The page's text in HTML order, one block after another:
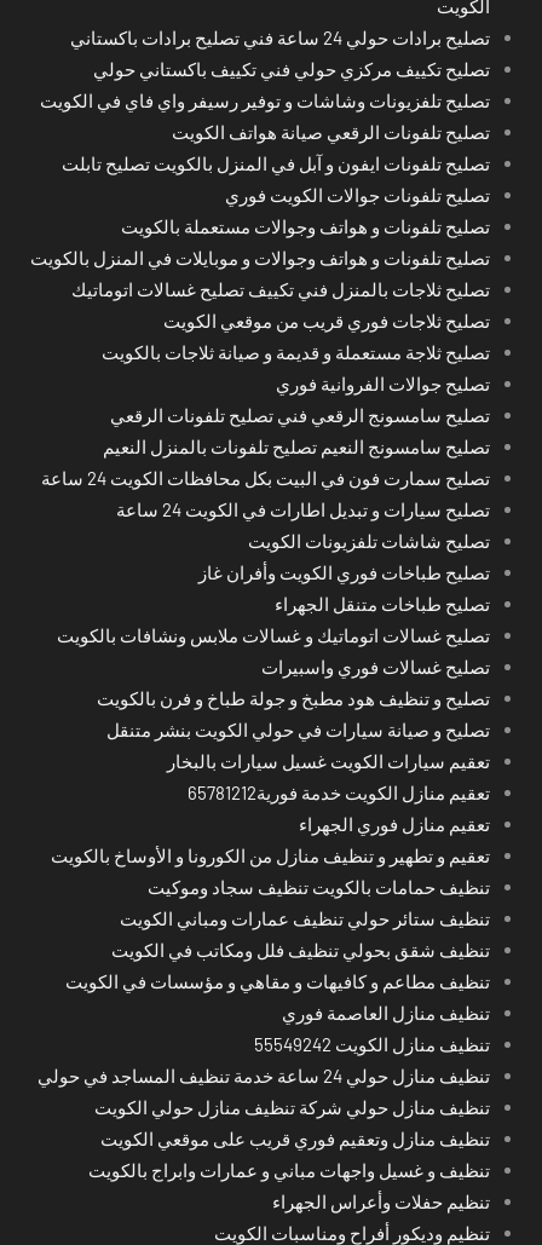
الكويت
تصليح برادات حولي 24 ساعة فني تصليح برادات باكستاني
تصليح تكييف مركزي حولي فني تكييف باكستاني حولي
تصليح تلفزيونات وشاشات و توفير رسيفر واي فاي في الكويت
تصليح تلفونات الرقعي صيانة هواتف الكويت
تصليح تلفونات ايفون و آبل في المنزل بالكويت تصليح تابلت
تصليح تلفونات جوالات الكويت فوري
تصليح تلفونات و هواتف وجوالات مستعملة بالكويت
تصليح تلفونات و هواتف وجوالات و موبايلات في المنزل بالكويت
تصليح ثلاجات بالمنزل فني تكييف تصليح غسالات اتوماتيك
تصليح ثلاجات فوري قريب من موقعي الكويت
تصليح ثلاجة مستعملة و قديمة و صيانة ثلاجات بالكويت
تصليح جوالات الفروانية فوري
تصليح سامسونج الرقعي فني تصليح تلفونات الرقعي
تصليح سامسونج النعيم تصليح تلفونات بالمنزل النعيم
تصليح سمارت فون في البيت بكل محافظات الكويت 24 ساعة
تصليح سيارات و تبديل اطارات في الكويت 24 ساعة
تصليح شاشات تلفزيونات الكويت
تصليح طباخات فوري الكويت وأفران غاز
تصليح طباخات متنقل الجهراء
تصليح غسالات اتوماتيك و غسالات ملابس ونشافات بالكويت
تصليح غسالات فوري واسبيرات
تصليح و تنظيف هود مطبخ و جولة طباخ و فرن بالكويت
تصليح و صيانة سيارات في حولي الكويت بنشر متنقل
تعقيم سيارات الكويت غسيل سيارات بالبخار
تعقيم منازل الكويت خدمة فورية65781212
تعقيم منازل فوري الجهراء
تعقيم و تطهير و تنظيف منازل من الكورونا و الأوساخ بالكويت
تنظيف حمامات بالكويت تنظيف سجاد وموكيت
تنظيف ستائر حولي تنظيف عمارات ومباني الكويت
تنظيف شقق بحولي تنظيف فلل ومكاتب في الكويت
تنظيف مطاعم و كافيهات و مقاهي و مؤسسات في الكويت
تنظيف منازل العاصمة فوري
تنظيف منازل الكويت 55549242
تنظيف منازل حولي 24 ساعة خدمة تنظيف المساجد في حولي
تنظيف منازل حولي شركة تنظيف منازل حولي الكويت
تنظيف منازل وتعقيم فوري قريب على موقعي الكويت
تنظيف و غسيل واجهات مباني و عمارات وابراج بالكويت
تنظيم حفلات وأعراس الجهراء
تنظيم وديكور أفراح ومناسبات الكويت